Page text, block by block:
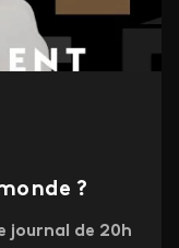
?
journal de 20h